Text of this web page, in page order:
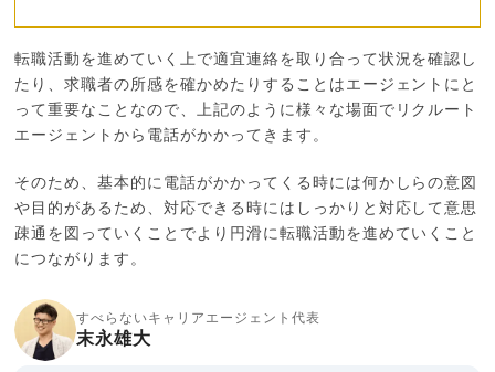
転職活動を進めていく上で適宜連絡を取り合って状況を確認し
たり、求職者の所感を確かめたりすることはエージェントにと
って重要なことなので、上記のように様々な場面でリクルート
エージェントから電話がかかってきます。
そのため、基本的に電話がかかってくる時には何かしらの意図
や目的があるため、対応できる時にはしっかりと対応して意思
疎通を図っていくことでより円滑に転職活動を進めていくこと
につながります。
すべらないキャリアエージェント代表
末永雄大